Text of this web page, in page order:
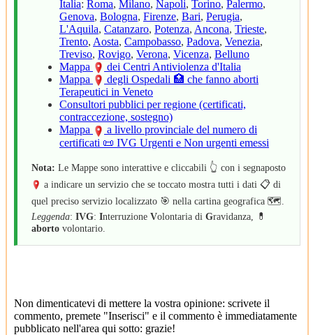
Italia: Roma, Milano, Napoli, Torino, Palermo,
Genova, Bologna, Firenze, Bari, Perugia,
L'Aquila, Catanzaro, Potenza, Ancona, Trieste,
Trento, Aosta, Campobasso, Padova, Venezia,
Treviso, Rovigo, Verona, Vicenza, Belluno
Mappa
dei Centri Antiviolenza d'Italia
Mappa
degli Ospedali 🏥 che fanno aborti
Terapeutici in Veneto
Consultori pubblici per regione (certificati,
contraccezione, sostegno)
Mappa
a livello provinciale del numero di
certificati 📜 IVG Urgenti e Non urgenti emessi
Nota: Le Mappe sono interattive e cliccabili 👆 con i segnaposto
a indicare un servizio che se toccato mostra tutti i dati 📋 di
quel preciso servizio localizzato 🎯 nella cartina geografica 🗺️.
Leggenda: IVG: Interruzione Volontaria di Gravidanza, 💊
aborto volontario.
Non dimenticatevi di mettere la vostra opinione: scrivete il
commento, premete "Inserisci" e il commento è immediatamente
pubblicato nell'area qui sotto: grazie!